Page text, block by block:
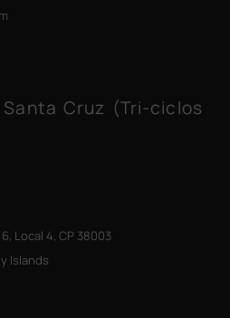
Cruz (Tri-ciclos
Local 4, CP 38003
Islands